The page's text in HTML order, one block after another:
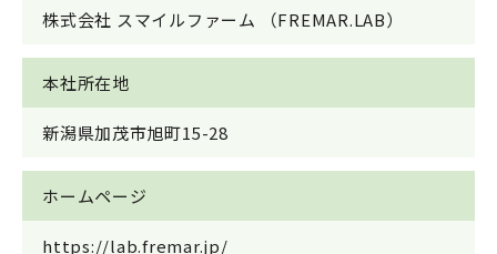
株式会社 スマイルファーム （FREMAR.LAB）
本社所在地
新潟県加茂市旭町15-28
ホームページ
https://lab.fremar.jp/